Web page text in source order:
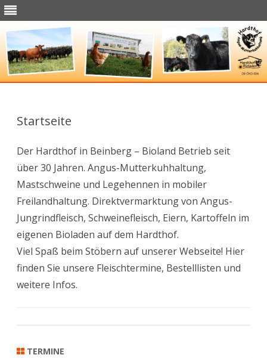
Startseite
Der Hardthof in Beinberg – Bioland Betrieb seit
über 30 Jahren. Angus-Mutterkuhhaltung,
Mastschweine und Legehennen in mobiler
Freilandhaltung. Direktvermarktung von Angus-
Jungrindfleisch, Schweinefleisch, Eiern, Kartoffeln im
eigenen Bioladen auf dem Hardthof.
Viel Spaß beim Stöbern auf unserer Webseite! Hier
finden Sie unsere Fleischtermine, Bestelllisten und
weitere Infos.
TERMINE